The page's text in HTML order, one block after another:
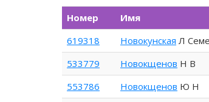
Номер Имя
619318
Новокунская Л
533779 Новокщенов Н В
553786 Новокщенов Ю Н